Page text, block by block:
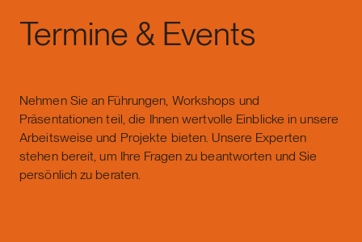
Termine & Events
Nehmen Sie an Führungen, Workshops und
Präsentationen teil, die Ihnen wertvolle Einblicke in unsere
Arbeitsweise und Projekte bieten. Unsere Experten
stehen bereit, um Ihre Fragen zu beantworten und Sie
persönlich zu beraten.